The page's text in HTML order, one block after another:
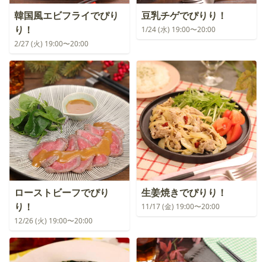
韓国風エビフライでぴり
り！
2/27 (火) 19:00〜20:00
豆乳チゲでぴりり！
1/24 (水) 19:00〜20:00
ローストビーフでぴり
り！
12/26 (火) 19:00〜20:00
生姜焼きでぴりり！
11/17 (金) 19:00〜20:00